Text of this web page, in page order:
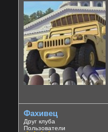
Фахивец
Друг клуба
Пользователи